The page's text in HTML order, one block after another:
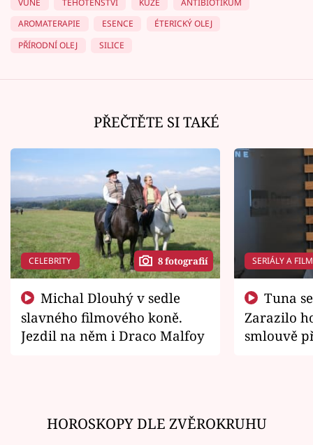
AROMATERAPIE
ESENCE
ÉTERICKÝ OLEJ
PŘÍRODNÍ OLEJ
SILICE
PŘEČTĚTE SI TAKÉ
CELEBRITY 8 fotografií
slavného filmového koně.
Jezdil na něm i Draco Malfoy
SERIÁLY A
Zarazilo
smlouvě
HOROSKOPY DLE ZVĚROKRUHU